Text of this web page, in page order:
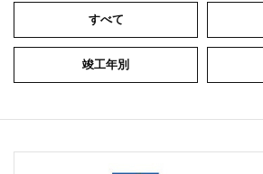
すべて
竣工年別